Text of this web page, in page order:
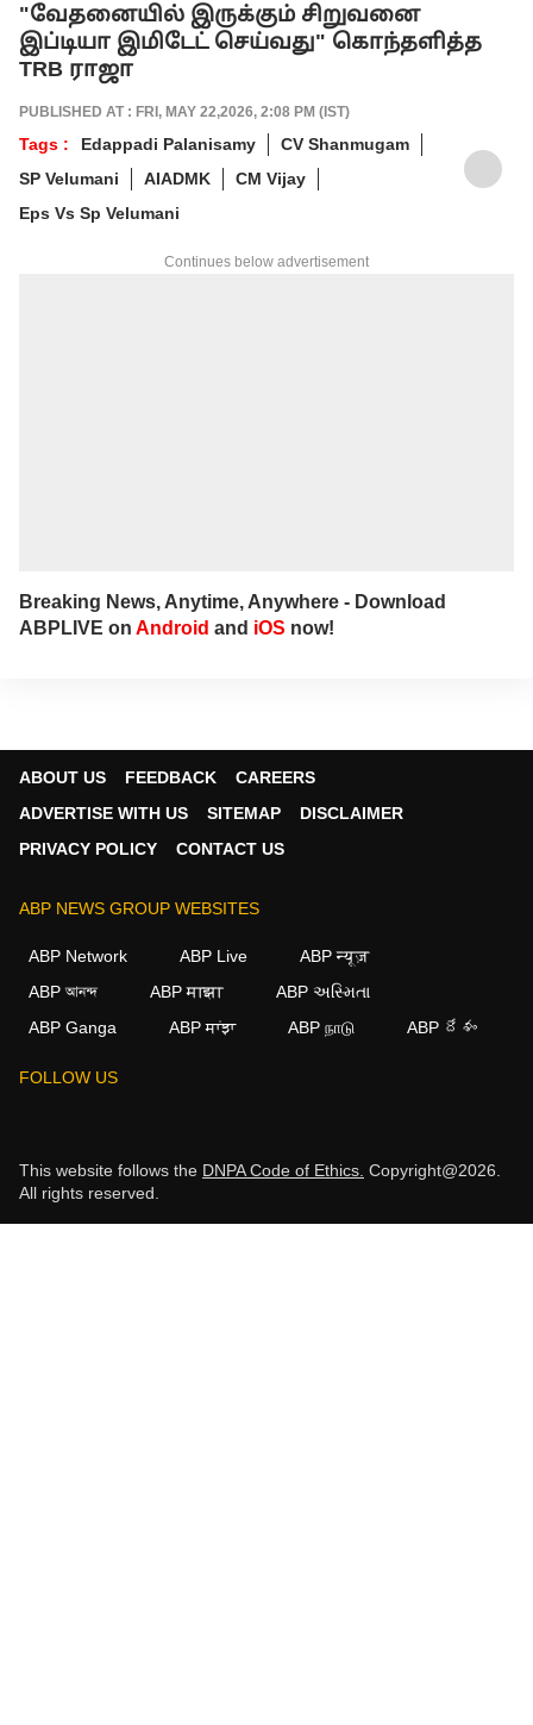
"வேதனையில் இருக்கும் சிறுவனை
இப்டியா இமிடேட் செய்வது" கொந்தளித்த
TRB ராஜா
PUBLISHED AT : FRI, MAY 22,2026, 2:08 PM (IST)
Tags : Edappadi Palanisamy
CV Shanmugam
SP Velumani
AIADMK
CM Vijay
Eps Vs Sp Velumani
Continues below advertisement
Breaking News, Anytime, Anywhere - Download
ABPLIVE on Android and iOS now!
ABOUT US FEEDBACK
CAREERS
ADVERTISE WITH US
SITEMAP
DISCLAIMER
PRIVACY POLICY
CONTACT US
ABP NEWS GROUP WEBSITES
ABP Network ABP Live
ABP न्यूज़
ABP আনন্দ
ABP माझा
ABP અસ્મિતા
ABP Ganga
ABP ਸਾਂਝਾ ABP நாடு ABP దేశం
FOLLOW US
This website follows the DNPA Code of Ethics. Copyright@2026.
All rights reserved.